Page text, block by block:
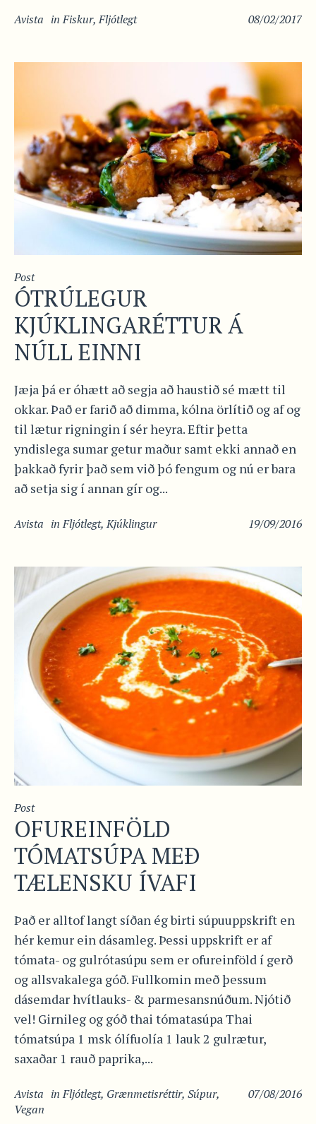
08/02/2017
Avista inFiskur,Fljótlegt
Post
ÓTRÚLEGUR
KJÚKLINGARÉTTUR Á
NÚLL EINNI
Jæja þá er óhætt að segja að haustið sé mætt til
okkar. Það er farið að dimma, kólna örlítið og af og
til lætur rigningin í sér heyra. Eftir þetta
yndislega sumar getur maður samt ekki annað en
þakkað fyrir það sem við þó fengum og nú er bara
að setja sig í annan gír og...
19/09/2016
Avista inFljótlegt,Kjúklingur
Post
OFUREINFÖLD
TÓMATSÚPA MEÐ
TÆLENSKU ÍVAFI
Það er alltof langt síðan ég birti súpuuppskrift en
hér kemur ein dásamleg. Þessi uppskrift er af
tómata- og gulrótasúpu sem er ofureinföld í gerð
og allsvakalega góð. Fullkomin með þessum
dásemdar hvítlauks- & parmesansnúðum. Njótið
vel! Girnileg og góð thai tómatasúpa Thai
tómatsúpa 1 msk ólífuolía 1 lauk 2 gulrætur,
saxaðar 1 rauð paprika,...
07/08/2016
Avista inFljótlegt, Grænmetisréttir, Súpur,
Vegan